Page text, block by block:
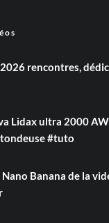
rencontres,
Lidax ultra 2000
#tuto
Banana de la